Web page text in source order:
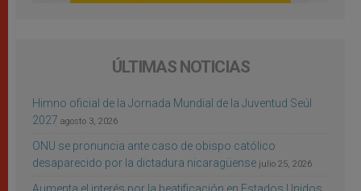
ÚLTIMAS NOTICIAS
Himno oficial de la Jornada Mundial de la Juventud Seúl
2027 agosto 3, 2026
ONU se pronuncia ante caso de obispo católico
desaparecido por la dictadura nicaragüense julio 25, 2026